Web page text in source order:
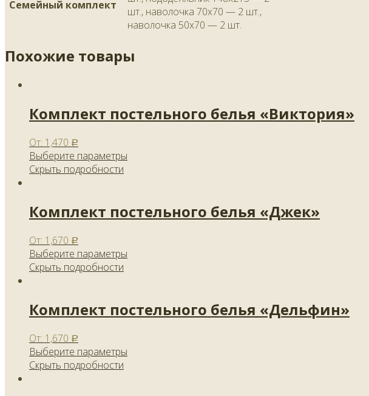
Семейный комплект
шт., наволочка 70х70 — 2 шт.,
наволочка 50х70 — 2 шт.
Похожие товары
Комплект постельного белья «Виктория»
От: 1,470 Р
Выберите параметры
Скрыть подробности
Комплект постельного белья «Джек»
От: 1,670 Р
Выберите параметры
Скрыть подробности
Комплект постельного белья «Дельфин»
От: 1,670 Р
Выберите параметры
Скрыть подробности